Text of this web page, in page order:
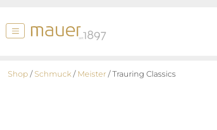
Shop / Schmuck / Meister / Trauring Classics